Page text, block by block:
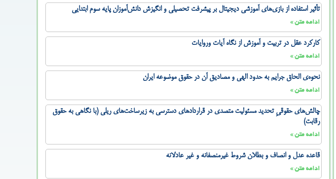
تأثیر استفاده از بازی‌های آموزشی دیجیتال بر پیشرفت تحصیلی و انگیزش دانش‌آموزان پایه سوم ابتدایی
ادامه متن »
کارکرد عقل در تربیت و آموزش از نگاه آیات وروایات
ادامه متن »
نحوه‌ی الحاق جرایم به حدود الهی و مصادیق آن در حقوق موضوعه ایران
ادامه متن »
چالش‌های حقوقیِ تحدید مسئولیت متصدی در قراردادهای دسترسی به زیرساخت‌های ریلی (با نگاهی به حقوق
رقابت)
ادامه متن »
قاعده عدل و انصاف و بطلان شروط غیرمنصفانه و غیر عادلانه
ادامه متن »